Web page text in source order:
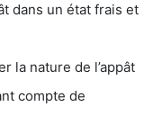
dans un état frais et
la nature de l’appât
compte de